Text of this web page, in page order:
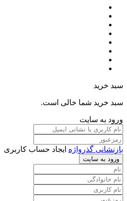
سبد خرید
سبد خرید شما خالی است.
ورود به سایت
بازنشانی گذرواژه ایجاد حساب کاربری
ورود به سایت